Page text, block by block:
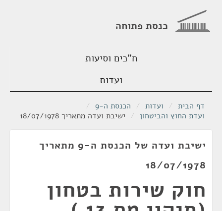
כנסת פתוחה
ח"כים וסיעות
ועדות
דף הבית / ועדות / הכנסת ה-9
/
ועדת החוץ והביטחון / ישיבת ועדה מתאריך 18/07/1978
ישיבת ועדה של הכנסת ה-9 מתאריך
18/07/1978
חוק שירות בטחון